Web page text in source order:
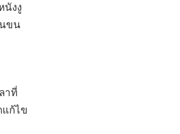
นังงู
ขน
าที่
แก้ไข